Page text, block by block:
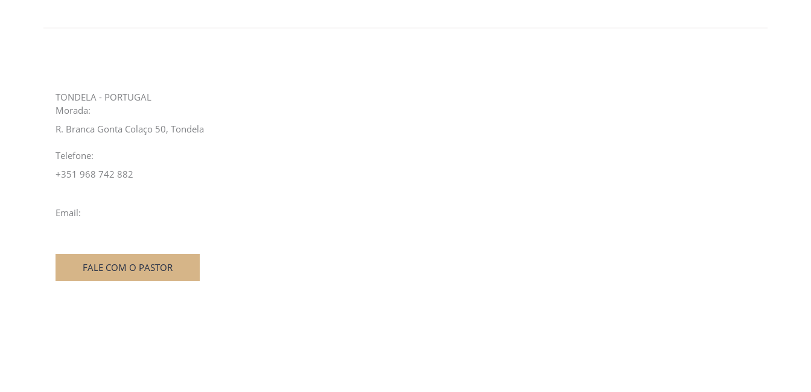
TONDELA - PORTUGAL
Morada:
R. Branca Gonta Colaço 50, Tondela
Telefone:
+351 968 742 882
Email:
FALE COM O PASTOR